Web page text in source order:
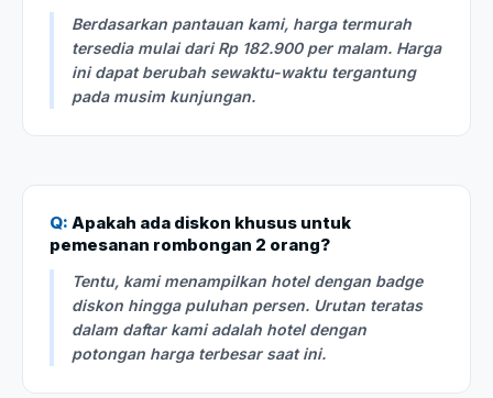
Berdasarkan pantauan kami, harga termurah
tersedia mulai dari Rp 182.900 per malam. Harga
ini dapat berubah sewaktu-waktu tergantung
pada musim kunjungan.
Q: Apakah ada diskon khusus untuk
pemesanan rombongan 2 orang?
Tentu, kami menampilkan hotel dengan badge
diskon hingga puluhan persen. Urutan teratas
dalam daftar kami adalah hotel dengan
potongan harga terbesar saat ini.